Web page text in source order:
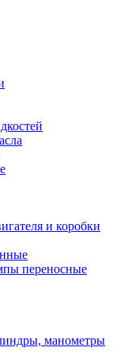
и коробки
переносные
манометры